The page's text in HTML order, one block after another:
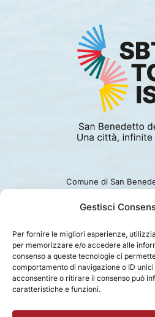
Gestisci
Per fornire le migliori esperienze,
per memorizzare e/o accedere alle
consenso a queste tecnologie ci
comportamento di navigazione o ID
acconsentire o ritirare il consenso può
caratteristiche e funzioni.
Comune di San
Ufficio turismo:
PRIVACY |COOKIE |